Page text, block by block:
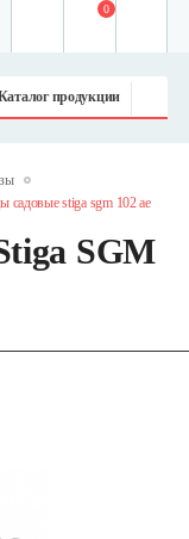
продукции
0
садовые stiga sgm 102 ae
SGM